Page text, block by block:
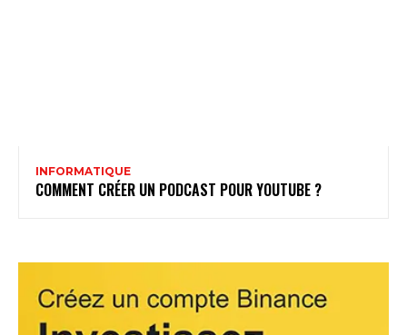
INFORMATIQUE
COMMENT CRÉER UN PODCAST POUR YOUTUBE ?